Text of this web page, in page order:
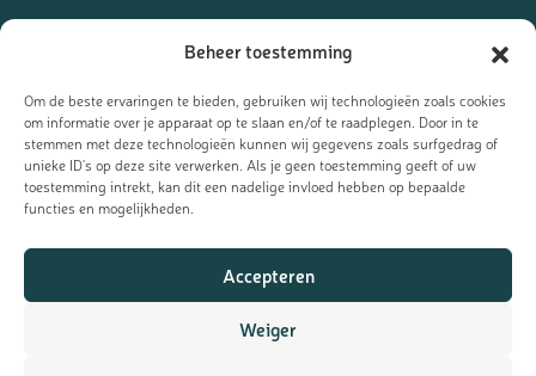
Beheer toestemming
Om de beste ervaringen te bieden, gebruiken wij technologieën zoals cookies
om informatie over je apparaat op te slaan en/of te raadplegen. Door in te
stemmen met deze technologieën kunnen wij gegevens zoals surfgedrag of
unieke ID's op deze site verwerken. Als je geen toestemming geeft of uw
toestemming intrekt, kan dit een nadelige invloed hebben op bepaalde
functies en mogelijkheden.
Accepteren
Weiger
123bedankt.nl is een onderdeel van
Meld je aan voor de nieuwsbrief
Ontvang de laatste updates, nieuws en aanbiedingen als eerst